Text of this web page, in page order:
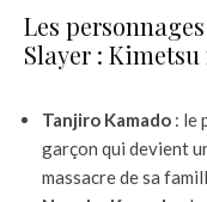
Les
Slayer : Kimetsu
Tanjiro Kamado : le
garçon qui devient
massacre de sa